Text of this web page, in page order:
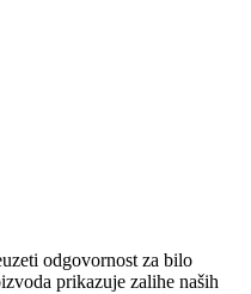
odgovornost za bilo
prikazuje zalihe naših